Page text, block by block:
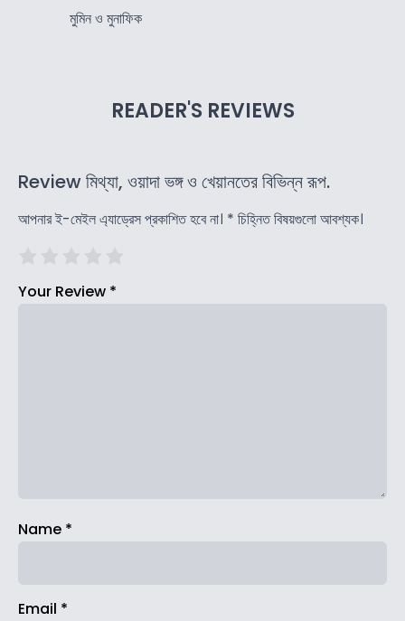
মুমিন ও মুনাফিক
READER'S REVIEWS
Review মিথ্যা, ওয়াদা ভঙ্গ ও খেয়ানতের বিভিন্ন রূপ.
আপনার ই-মেইল এ্যাড্রেস প্রকাশিত হবে না। * চিহ্নিত বিষয়গুলো আবশ্যক।
Your Review *
Name *
Email *